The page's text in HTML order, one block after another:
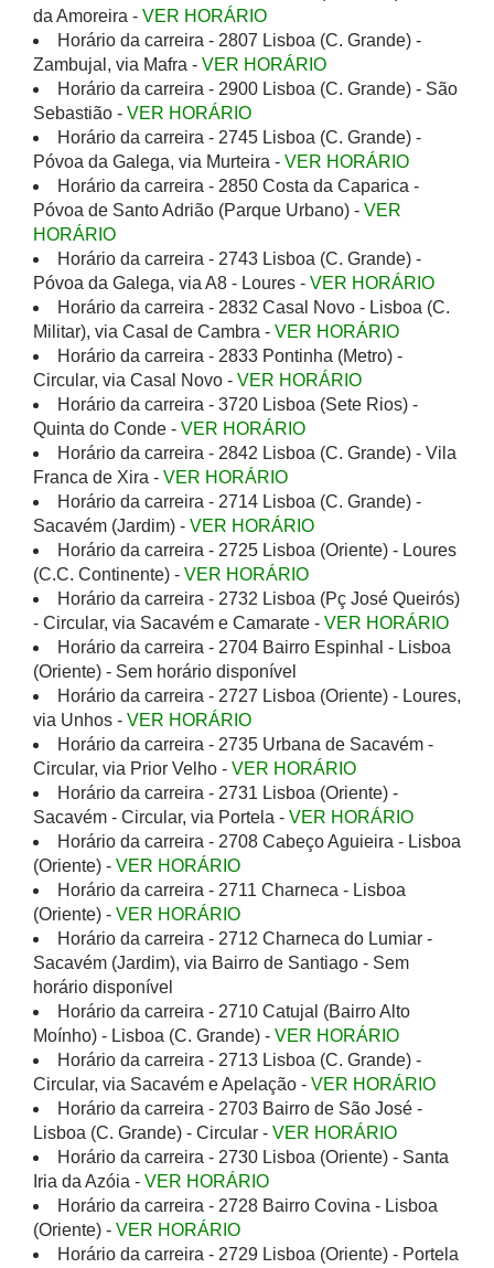
da Amoreira - VER HORÁRIO
Horário da carreira - 2807 Lisboa (C. Grande) -
Zambujal, via Mafra - VER HORÁRIO
Horário da carreira - 2900 Lisboa (C. Grande) - São
Sebastião - VER HORÁRIO
Horário da carreira - 2745 Lisboa (C. Grande) -
Póvoa da Galega, via Murteira - VER HORÁRIO
Horário da carreira - 2850 Costa da Caparica -
Póvoa de Santo Adrião (Parque Urbano) - VER
HORÁRIO
Horário da carreira - 2743 Lisboa (C. Grande) -
Póvoa da Galega, via A8 - Loures - VER HORÁRIO
Horário da carreira - 2832 Casal Novo - Lisboa (C.
Militar), via Casal de Cambra - VER HORÁRIO
Horário da carreira - 2833 Pontinha (Metro) -
Circular, via Casal Novo - VER HORÁRIO
Horário da carreira - 3720 Lisboa (Sete Rios) -
Quinta do Conde - VER HORÁRIO
Horário da carreira - 2842 Lisboa (C. Grande) - Vila
Franca de Xira - VER HORÁRIO
Horário da carreira - 2714 Lisboa (C. Grande) -
Sacavém (Jardim) - VER HORÁRIO
Horário da carreira - 2725 Lisboa (Oriente) - Loures
(C.C. Continente) - VER HORÁRIO
Horário da carreira - 2732 Lisboa (Pç José Queirós)
- Circular, via Sacavém e Camarate - VER HORÁRIO
Horário da carreira - 2704 Bairro Espinhal - Lisboa
(Oriente) - Sem horário disponível
Horário da carreira - 2727 Lisboa (Oriente) - Loures,
via Unhos - VER HORÁRIO
Horário da carreira - 2735 Urbana de Sacavém -
Circular, via Prior Velho - VER HORÁRIO
Horário da carreira - 2731 Lisboa (Oriente) -
Sacavém - Circular, via Portela - VER HORÁRIO
Horário da carreira - 2708 Cabeço Aguieira - Lisboa
(Oriente) - VER HORÁRIO
Horário da carreira - 2711 Charneca - Lisboa
(Oriente) - VER HORÁRIO
Horário da carreira - 2712 Charneca do Lumiar -
Sacavém (Jardim), via Bairro de Santiago - Sem
horário disponível
Horário da carreira - 2710 Catujal (Bairro Alto
Moínho) - Lisboa (C. Grande) - VER HORÁRIO
Horário da carreira - 2713 Lisboa (C. Grande) -
Circular, via Sacavém e Apelação - VER HORÁRIO
Horário da carreira - 2703 Bairro de São José -
Lisboa (C. Grande) - Circular - VER HORÁRIO
Horário da carreira - 2730 Lisboa (Oriente) - Santa
Iria da Azóia - VER HORÁRIO
Horário da carreira - 2728 Bairro Covina - Lisboa
(Oriente) - VER HORÁRIO
Horário da carreira - 2729 Lisboa (Oriente) - Portela